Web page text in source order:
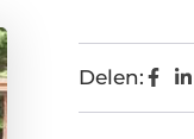
Delen: